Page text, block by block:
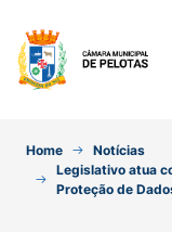
Home
Notícias
Legislativo atua
Proteção de